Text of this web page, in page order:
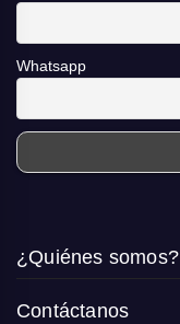
Whatsapp
¿Quiénes somos?
Contáctanos